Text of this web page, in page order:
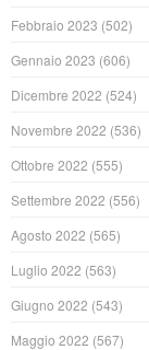
Febbraio 2023 (502)
Gennaio 2023 (606)
Dicembre 2022 (524)
Novembre 2022 (536)
Ottobre 2022 (555)
Settembre 2022 (556)
Agosto 2022 (565)
Luglio 2022 (563)
Giugno 2022 (543)
Maggio 2022 (567)